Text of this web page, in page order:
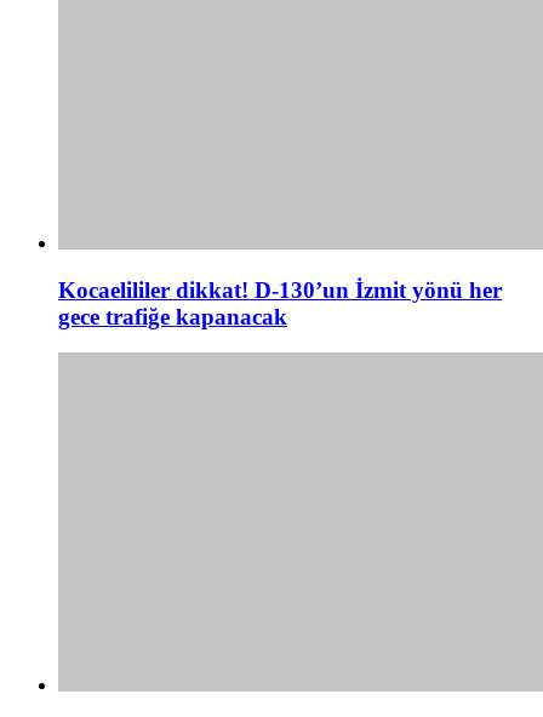
Kocaelililer dikkat! D-130’un İzmit yönü her
gece trafiğe kapanacak